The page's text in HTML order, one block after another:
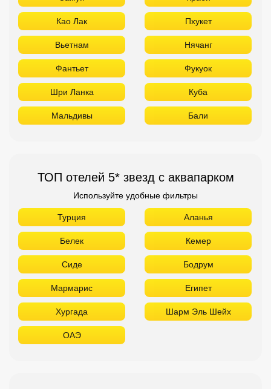
Као Лак Пхукет
Вьетнам Нячанг
Фантьет Фукуок
Шри Ланка Куба
Мальдивы Бали
ТОП отелей 5* звезд с аквапарком
Используйте удобные фильтры
Турция Аланья
Белек Кемер
Сиде Бодрум
Мармарис Египет
Хургада Шарм Эль Шейх
ОАЭ